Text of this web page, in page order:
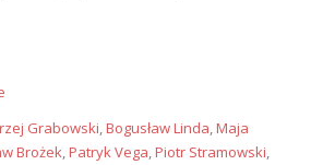
Grabowski,Bogusław Linda,Maja
Brożek,Patryk Vega,Piotr Stramowski,